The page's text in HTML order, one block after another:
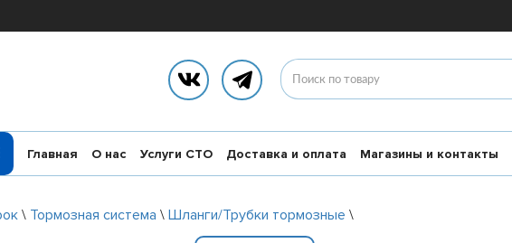
Главная О нас Услуги СТО Доставка и оплата Магазины и контакты
\ Тормозная система \ Шланги/Трубки тормозные \